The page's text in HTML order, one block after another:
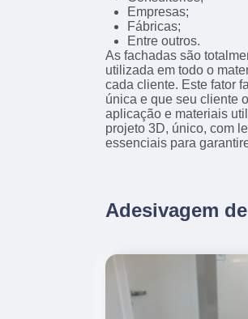
Empresas;
Fábricas;
Entre outros.
As fachadas são
utilizada em todo o
cada cliente. Este fator
única e que seu cliente
aplicação e materiais
projeto 3D, único, com
essenciais para
Adesivagem